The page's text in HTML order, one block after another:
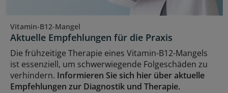
Vitamin-B12-Mangel
Aktuelle Empfehlungen für die Praxis
Die frühzeitige Therapie eines Vitamin-B12-Mangels
ist essenziell, um schwerwiegende Folgeschäden zu
verhindern. Informieren Sie sich hier über aktuelle
Empfehlungen zur Diagnostik und Therapie.